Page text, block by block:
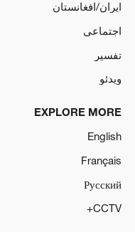
ایران/افغانستان
اجتماعی
تفسیر
ویدئو
EXPLORE MORE
English
Français
Русский
CCTV+